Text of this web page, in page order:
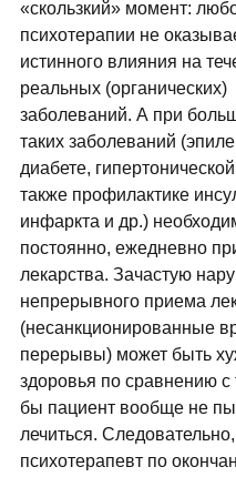
«скользкий» момент:
психотерапии не
истинного влияния на
реальных (органических)
заболеваний. А при
таких заболеваний
диабете,
также профилактике
инфаркта и др.)
постоянно, ежедневно
лекарства. Зачастую
непрерывного приема
(несанкционированные
перерывы) может быть
здоровья по сравнению с
бы пациент вообще не
лечиться. Следовательно,
психотерапевт по